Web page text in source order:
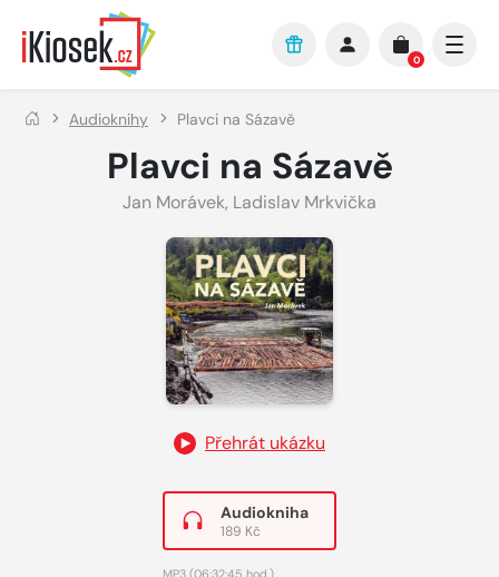
Přejít na hlavní obsah
0
Audioknihy Plavci na Sázavě
Plavci na Sázavě
Jan Morávek, Ladislav Mrkvička
Přehrát ukázku
Audiokniha
189 Kč
MP3 (06:32:45 hod.)